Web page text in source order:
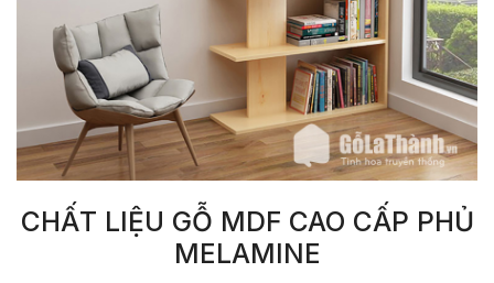
CHẤT LIỆU GỖ MDF CAO CẤP PHỦ
MELAMINE